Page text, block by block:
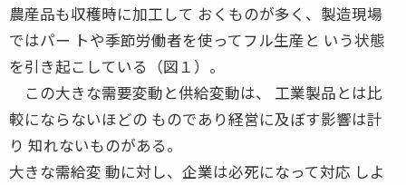
農産品も収穫時に加工して おくものが多く、製造現場
ではパー トや季節労働者を使ってフル生産と いう状態
を引き起こしている（図１）。
この大きな需要変動と供給変動は、 工業製品とは比
較にならないほどの ものであり経営に及ぼす影響は計
り 知れないものがある。
大きな需給変 動に対し、企業は必死になって対応 しよ